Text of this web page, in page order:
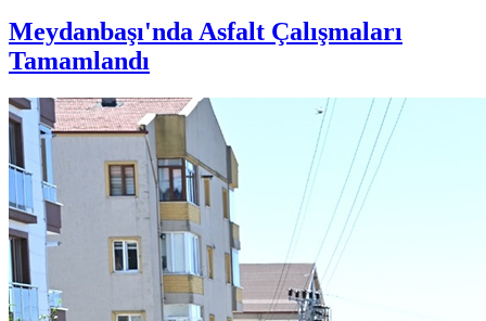
Meydanbaşı'nda Asfalt Çalışmaları
Tamamlandı